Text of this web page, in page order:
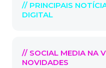
// PRINCIPAIS
DIGITAL
// SOCIAL MEDIA NA
NOVIDADES